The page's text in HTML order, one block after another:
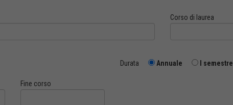
Corso di laurea
Durata Annuale I semestre
Fine corso